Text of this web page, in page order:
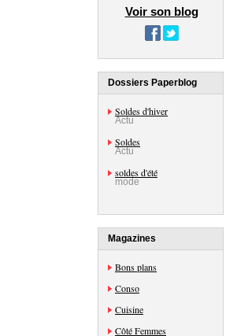
Voir son blog
Dossiers Paperblog
Soldes d'hiver
Actu
Soldes
Actu
soldes d'été
mode
Magazines
Bons plans
Conso
Cuisine
Côté Femmes